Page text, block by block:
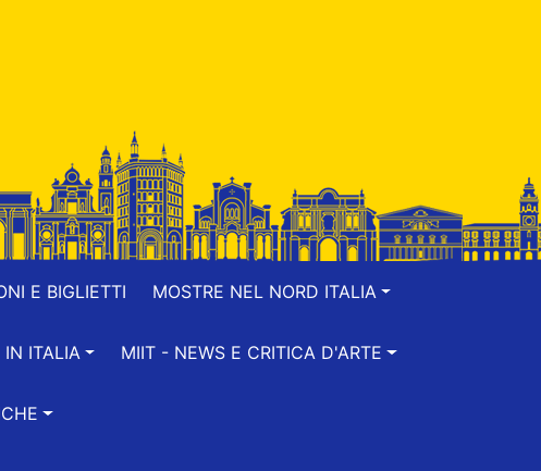
E BIGLIETTI MOSTRE NEL NORD ITALIA
ITALIA MIIT - NEWS E CRITICA D'ARTE